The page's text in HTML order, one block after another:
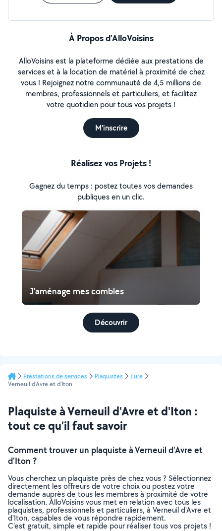
À Propos d’AlloVoisins
AlloVoisins est la plateforme dédiée aux prestations de
services et à la location de matériel à proximité de chez
vous ! Rejoignez notre communauté de 4,5 millions de
membres, professionnels et particuliers, et facilitez
votre quotidien pour tous vos projets !
M'inscrire
Réalisez vos Projets !
Gagnez du temps : postez toutes vos demandes
publiques en un clic.
J'aménage mes combles
Découvrir
Prestations de services Plaquistes
Eure
Verneuil d'Avre et d'Iton
Plaquiste à Verneuil d'Avre et d'Iton :
tout ce qu’il faut savoir
Comment trouver un plaquiste à Verneuil d'Avre et
d'Iton ?
Vous cherchez un plaquiste près de chez vous ? Sélectionnez
directement les offreurs de votre choix ou postez votre
demande auprès de tous les membres à proximité de votre
localisation. AlloVoisins vous met en relation avec tous les
plaquistes, professionnels et particuliers, à Verneuil d'Avre et
d'Iton, capables de vous répondre rapidement.
C’est gratuit, simple et rapide pour réaliser tous vos projets !